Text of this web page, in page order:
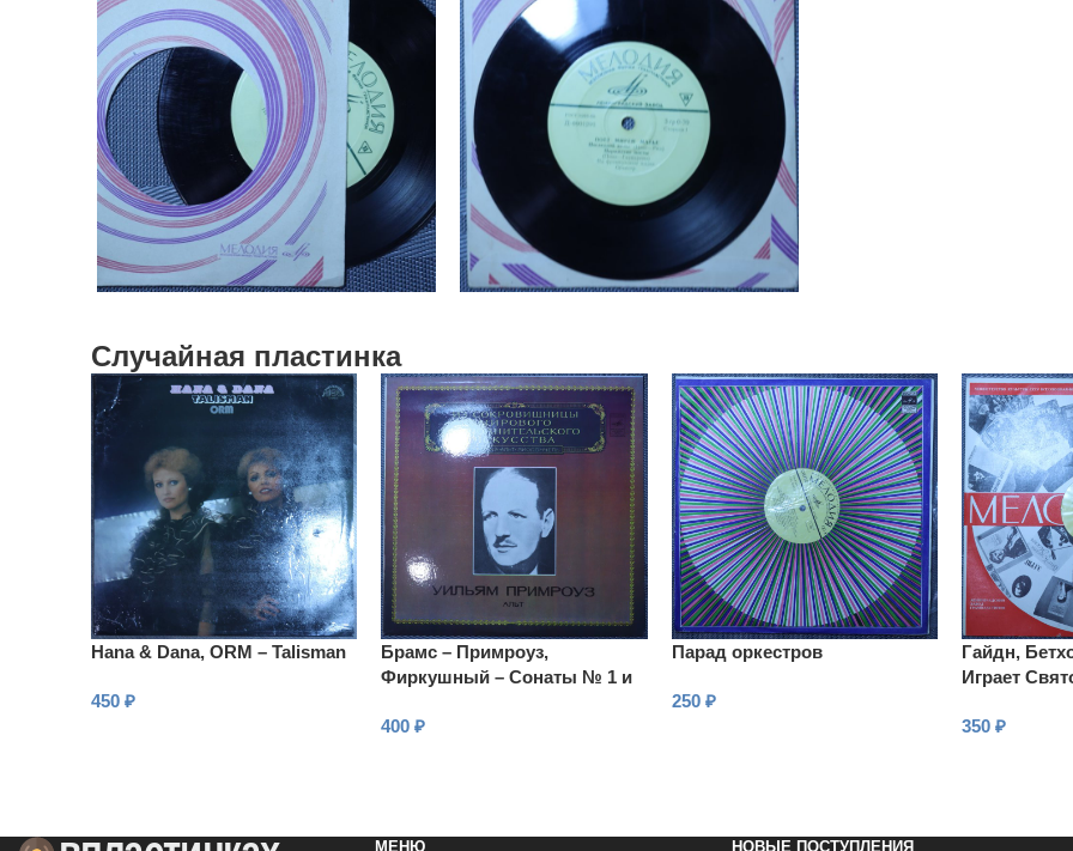
Случайная пластинка
Hana & Dana, ORM – Talisman
450 ₽
Брамс – Примроуз,
Фиркушный – Сонаты № 1 и
400₽
Парад оркестров
250 ₽
Гайдн,
Играет
350₽
МЕНЮ НОВЫЕ ПОСТУПЛЕНИЯ